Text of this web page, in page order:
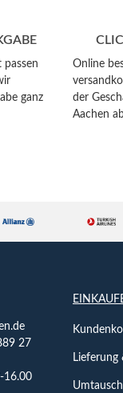
passen
ganz
Online
der
Aachen
27
16.00
Lieferung